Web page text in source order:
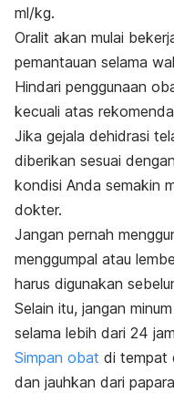
ml/kg.
Oralit akan mulai
pemantauan selama
Hindari penggunaan
kecuali atas
Jika gejala dehidrasi
diberikan sesuai
kondisi Anda semakin
dokter.
Jangan pernah
menggumpal atau
harus digunakan
Selain itu, jangan
selama lebih dari 24
Simpan obat di tempat
dan jauhkan dari